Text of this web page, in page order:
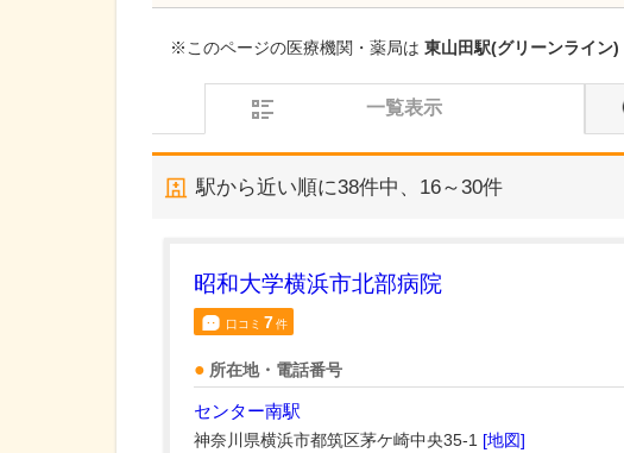
※このページの医療機関・薬局は 東山田駅(グリーンライン)
一覧表示
駅から近い順に38件中、 16～30件
昭和大学横浜市北部病院
口コミ 7件
所在地・電話番号
センター南駅
神奈川県横浜市都筑区茅ケ崎中央35-1 [地図]